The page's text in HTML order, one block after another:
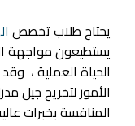
يحتاج طلاب تخصص
يستطيعون مواجهة
الحياة العملية ،
الأمور لتخريج جيل
المنافسة بخبرات